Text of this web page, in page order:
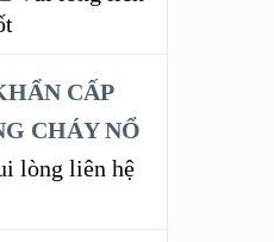
CẤP
CHÁY NỔ
lòng liên hệ